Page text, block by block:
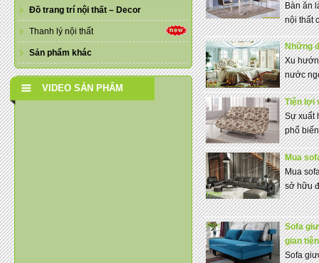
Đồ trang trí nội thất – Decor
Thanh lý nội thất
Sản phẩm khác
VIDEO SẢN PHẨM
Bàn ăn
nội thất
Những
Xu
nước
Tiện lợi
Sự xuất
phổ
Mua
Mua
sở hữu
Sofa
gian
Sofa